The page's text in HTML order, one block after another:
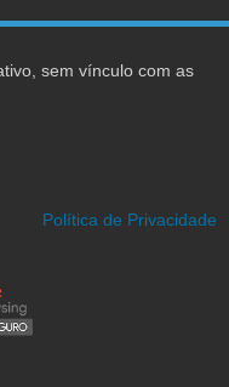
sem vínculo com as
Política de Privacidade